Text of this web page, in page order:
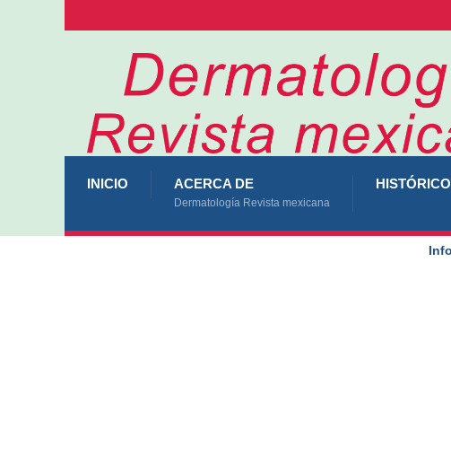
INICIO ACERCA DE
Dermatología Revista mexicana
HISTÓRICO